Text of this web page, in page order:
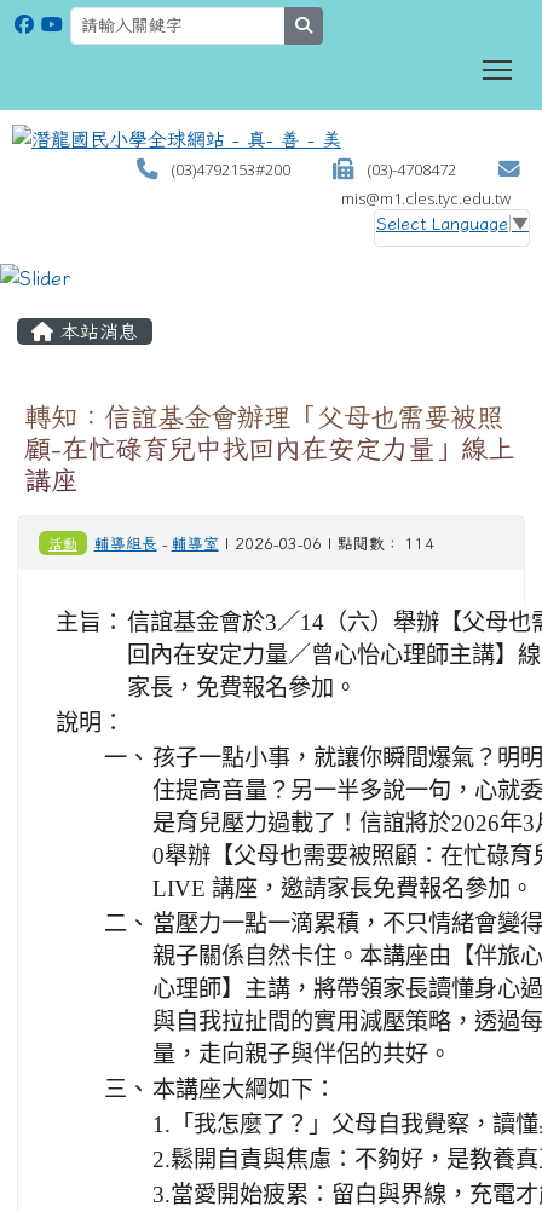
(03)4792153#200
(03)-4708472
mis@m1.cles.tyc.edu.tw
Select Language ▼
本站消息
轉知：信誼基金會辦理「父母也需要被照
顧-在忙碌育兒中找回內在安定力量」線上
講座
活動 輔導組長 - 輔導室 | 2026-03-06 | 點閱數： 114
主旨： 信誼基金會於3／14（六）舉辦【父母
回內在安定力量／曾心怡心理師主講】
家長，免費報名參加。
說明：
一、 孩子一點小事，就讓你瞬間爆氣？明
住提高音量？另一半多說一句，心就
是育兒壓力過載了！信誼將於2026年
0舉辦【父母也需要被照顧：在忙碌
LIVE 講座，邀請家長免費報名參加。
二、 當壓力一點一滴累積，不只情緒會變
親子關係自然卡住。本講座由【伴旅
心理師】主講，將帶領家長讀懂身心
與自我拉扯間的實用減壓策略，透過
量，走向親子與伴侶的共好。
三、 本講座大綱如下：
1.「我怎麼了？」父母自我覺察，讀
2.鬆開自責與焦慮：不夠好，是教養
3.當愛開始疲累：留白與界線，充電